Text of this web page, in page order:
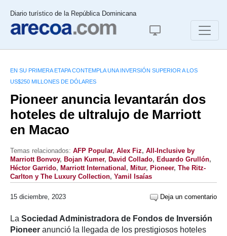
Diario turístico de la República Dominicana
EN SU PRIMERA ETAPA CONTEMPLA UNA INVERSIÓN SUPERIOR A LOS
US$250 MILLONES DE DÓLARES
Pioneer anuncia levantarán dos
hoteles de ultralujo de Marriott
en Macao
Temas relacionados: AFP Popular, Alex Fiz, All-Inclusive by
Marriott Bonvoy, Bojan Kumer, David Collado, Eduardo Grullón,
Héctor Garrido, Marriott International , Mitur, Pioneer, The Ritz-
Carlton y The Luxury Collection, Yamil Isaías
15 diciembre, 2023 Deja un comentario
La Sociedad Administradora de Fondos de Inversión
Pioneer anunció la llegada de los prestigiosos hoteles